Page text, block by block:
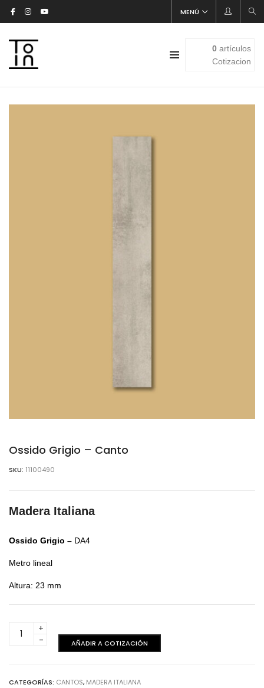
MENÚ
0artículos
Cotizacion
Ossido Grigio – Canto
SKU: 11100490
Madera Italiana
Ossido Grigio – DA4
Metro lineal
Altura: 23 mm
Grigio
cantidad
AÑADIR A COTIZACIÓN
CATEGORÍAS: CANTOS, MADERA ITALIANA